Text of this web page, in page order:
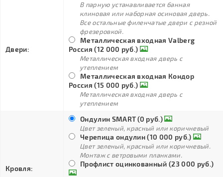
Двери:
В парную устанавливается банная
клиновая или наборная осиновая дверь.
Все остальные филенчатые двери с резной
фрезеровкой.
Металлическая входная Valberg
Россия (12 000 руб.)
Металлическая входная дверь с
утеплением
Металлическая входная Кондор
Россия (15 000 руб.)
Металлическая входная дверь с
утеплением
Кровля:
Ондулин SMART (0 руб.)
Цвет зеленый, красный или коричневый
Черепица ондулин (10 000 руб.)
Цвет зеленый, красный или коричневый.
Монтаж с ветровыми планками.
Профлист оцинкованный (23 000 руб.)